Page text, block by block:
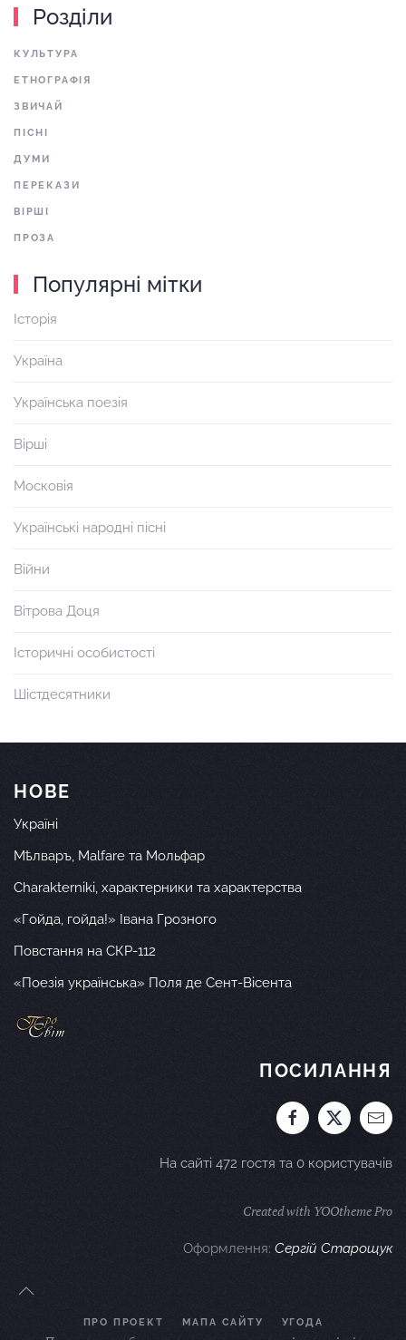
Розділи
КУЛЬТУРА
ЕТНОГРАФІЯ
ЗВИЧАЙ
ПІСНІ
ДУМИ
ПЕРЕКАЗИ
ВІРШІ
ПРОЗА
Популярні мітки
Історія
Україна
Українська поезія
Вірші
Московія
Українські народні пісні
Війни
Вітрова Доця
Історичні особистості
Шістдесятники
НОВЕ
Україні
Мѣлваръ, Malfare та Мольфар
Charakterniki, характерники та характерства
«Гойда, гойда!» Івана Грозного
Повстання на СКР-112
«Поезія українська» Поля де Сент-Вісента
ПОСИЛАННЯ
На сайті 472 гостя та 0 користувачів
Created with YOOtheme Pro
Оформлення: Сергій Старощук
ПРО ПРОЕКТ МАПА САЙТУ УГОДА